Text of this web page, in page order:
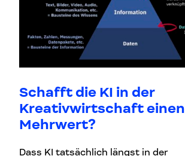
Schafft die KI in der
Kreativwirtschaft einen
Mehrwert?
Dass KI tatsächlich längst in der